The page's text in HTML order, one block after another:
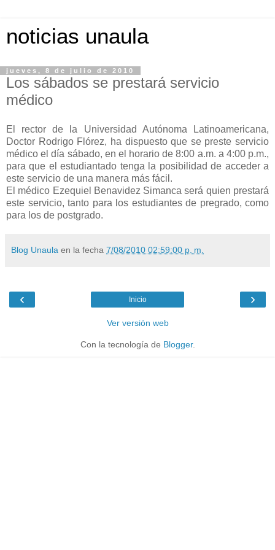
noticias unaula
jueves, 8 de julio de 2010
Los sábados se prestará servicio
médico
El rector de la Universidad Autónoma Latinoamericana,
Doctor Rodrigo Flórez, ha dispuesto que se preste servicio
médico el día sábado, en el horario de 8:00 a.m. a 4:00 p.m.,
para que el estudiantado tenga la posibilidad de acceder a
este servicio de una manera más fácil.
El médico Ezequiel Benavidez Simanca será quien prestará
este servicio, tanto para los estudiantes de pregrado, como
para los de postgrado.
Blog Unaula en la fecha 7/08/2010 02:59:00 p. m.
‹ ›
Inicio
Ver versión web
Con la tecnología de Blogger.